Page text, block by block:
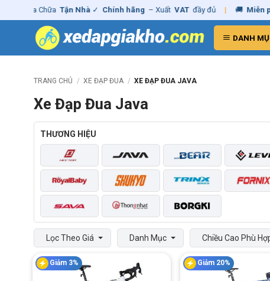
to
- Sửa Chữa Tận Nhà ✓ Chính hãng – Xuất VAT đầy đủ | 🚚 Miễn phí
DANH
TRANG CHỦ / XE ĐẠP ĐUA / XE ĐẠP ĐUA JAVA
Xe Đạp Đua Java
THƯƠNG HIỆU
Lọc Theo Giá Danh Mục Chiều Cao Phù
Giảm 3% Giảm 20%